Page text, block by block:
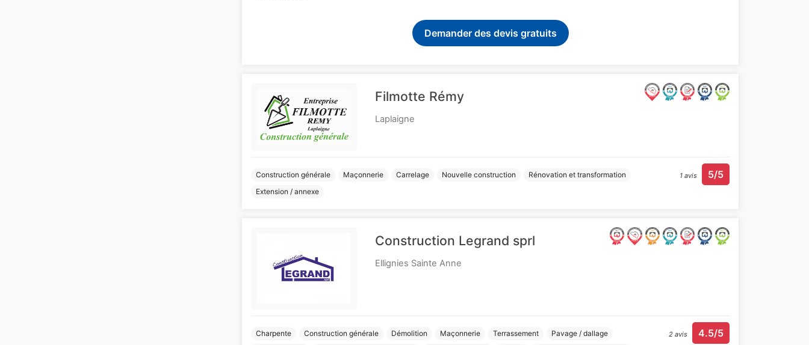
Demander des devis gratuits
Filmotte Rémy
Laplaigne
1 avis 5/5
Construction générale Maçonnerie Carrelage Nouvelle construction
Rénovation et transformation
Extension / annexe
Construction Legrand sprl
Ellignies Sainte Anne
2 avis 4.5/5
Charpente Construction générale Démolition Maçonnerie Terrassement
Pavage / dallage